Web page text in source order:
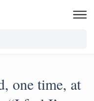
one time, at